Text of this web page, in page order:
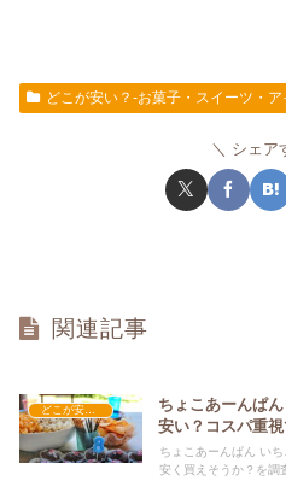
どこが安い？-お菓子・スイーツ・ア
シェア
関連記事
どこが安い？-お菓子・スイーツ・アイス
ちょこあーんぱ
安い？コスパ重
ちょこあーんぱん い
安く買えそうか？を調